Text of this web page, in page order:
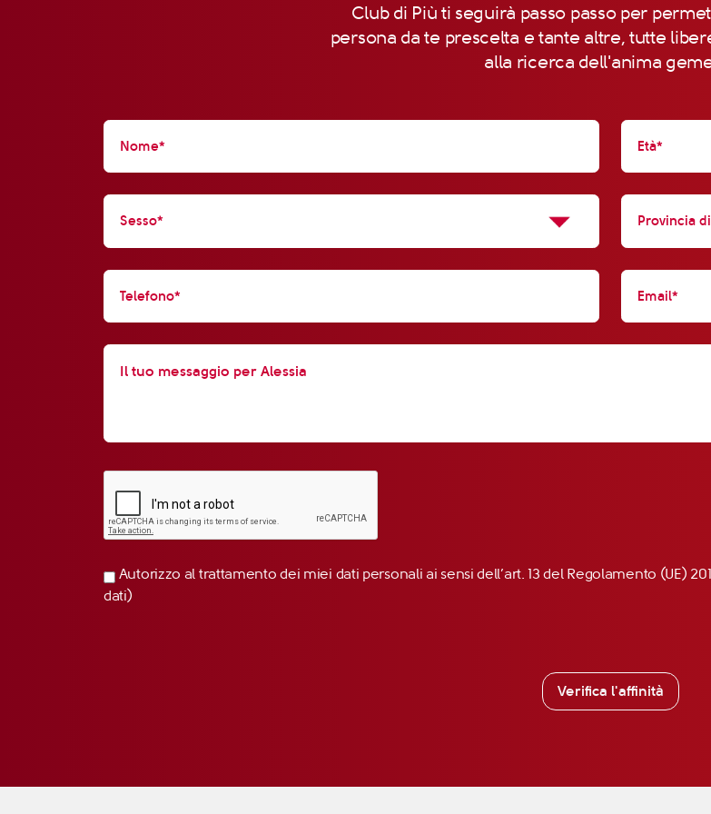
Club di Più ti seguirà passo passo per
persona da te prescelta e tante altre, tutte
alla ricerca dell'anima
Autorizzo al trattamento dei miei dati personali ai sensi dell’art. 13 del Regolamento (UE)
dati)
Verifica l'affinità